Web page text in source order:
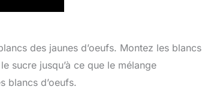
des jaunes d’oeufs. Montez les blancs
sucre jusqu’à ce que le mélange
blancs d’oeufs.